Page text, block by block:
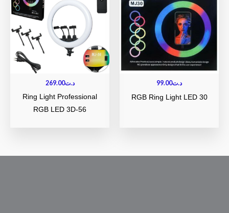
د.ت269.00
Ring Light Professional
RGB LED 3D-56
د.ت99.00
RGB Ring Light LED 30